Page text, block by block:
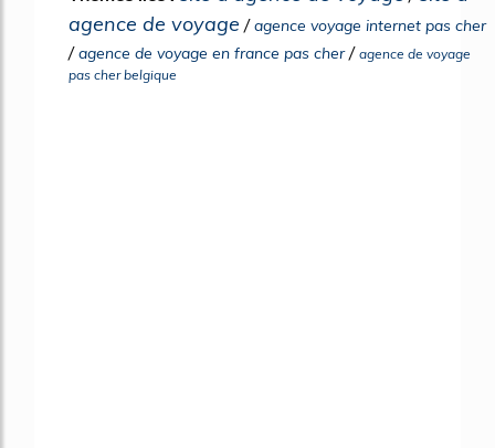
agence de voyage /agence voyage internet pas cher
/agence de voyage en france pas cher/ agence de voyage
pas cher belgique